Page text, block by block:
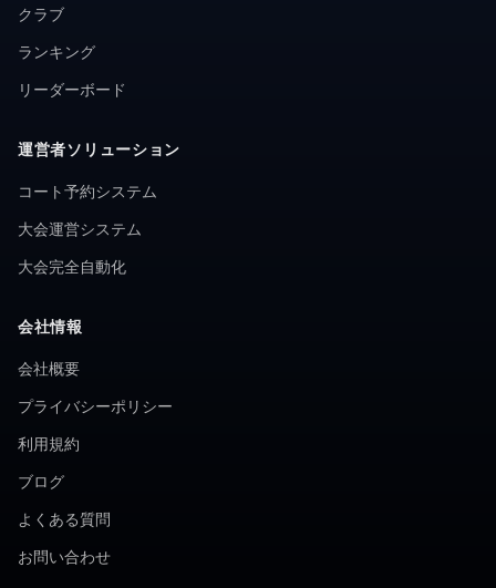
クラブ
ランキング
リーダーボード
運営者ソリューション
コート予約システム
大会運営システム
大会完全自動化
会社情報
会社概要
プライバシーポリシー
利用規約
ブログ
よくある質問
お問い合わせ